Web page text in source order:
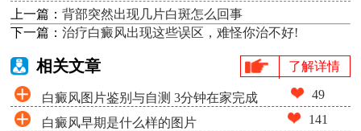
上一篇：背部突然出现几片白斑怎么回事
下一篇：治疗白癜风出现这些误区，难怪你治不好!
相关文章 了解详情
白癜风图片鉴别与自测 3分钟在家完成
白斑筛查
49
白癜风早期是什么样的图片 141